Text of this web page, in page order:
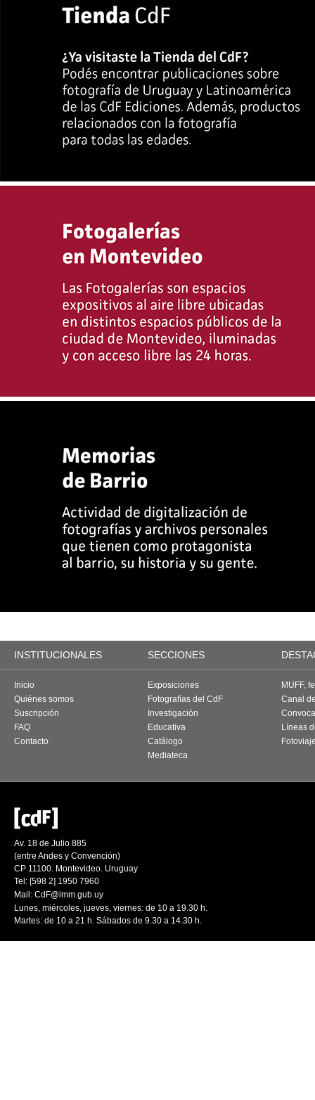
INSTITUCIONALES SECCIONES
Inicio
Quiénes somos
Suscripción
FAQ
Contacto
Exposiciones
Fotografías del CdF
Investigación
Educativa
Catálogo
Mediateca
MUFF,
Canal
Líneas
Av. 18 de Julio 885
(entre Andes y Convención)
CP 11100. Montevideo. Uruguay
Tel: [598 2] 1950 7960
Mail: CdF@imm.gub.uy
Lunes, miércoles, jueves, viernes: de 10 a 19.30 h.
Martes: de 10 a 21 h. Sábados de 9.30 a 14.30 h.